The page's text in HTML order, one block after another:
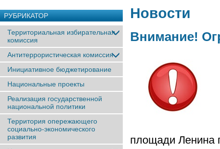
РУБРИКАТОР
Территориальная избирательная
комиссия
Антитеррористическая комиссия
Инициативное бюджетирование
Национальные проекты
Реализация государственной
национальной политики
Территория опережающего
социально-экономического
развития
Новости
Внимание!
площади Ленина